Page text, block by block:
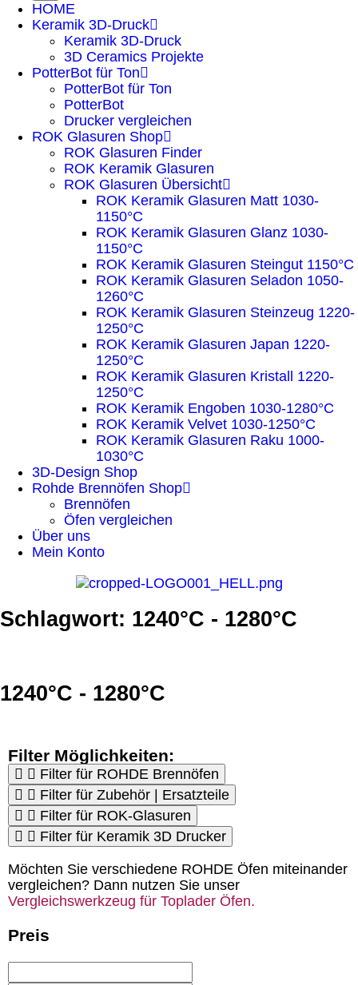
HOME
Keramik 3D-Druck
Keramik 3D-Druck
3D Ceramics Projekte
PotterBot für Ton
PotterBot für Ton
PotterBot
Drucker vergleichen
ROK Glasuren Shop
ROK Glasuren Finder
ROK Keramik Glasuren
ROK Glasuren Übersicht
ROK Keramik Glasuren Matt 1030-
1150°C
ROK Keramik Glasuren Glanz 1030-
1150°C
ROK Keramik Glasuren Steingut 1150°C
ROK Keramik Glasuren Seladon 1050-
1260°C
ROK Keramik Glasuren Steinzeug 1220-
1250°C
ROK Keramik Glasuren Japan 1220-
1250°C
ROK Keramik Glasuren Kristall 1220-
1250°C
ROK Keramik Engoben 1030-1280°C
ROK Keramik Velvet 1030-1250°C
ROK Keramik Glasuren Raku 1000-
1030°C
3D-Design Shop
Rohde Brennöfen Shop
Brennöfen
Öfen vergleichen
Über uns
Mein Konto
Schlagwort: 1240°C - 1280°C
1240°C - 1280°C
Filter Möglichkeiten:
Filter für ROHDE Brennöfen
Filter für Zubehör | Ersatzteile
Filter für ROK-Glasuren
Filter für Keramik 3D Drucker
Möchten Sie verschiedene ROHDE Öfen miteinander
vergleichen? Dann nutzen Sie unser
Vergleichswerkzeug für Toplader Öfen.
Preis